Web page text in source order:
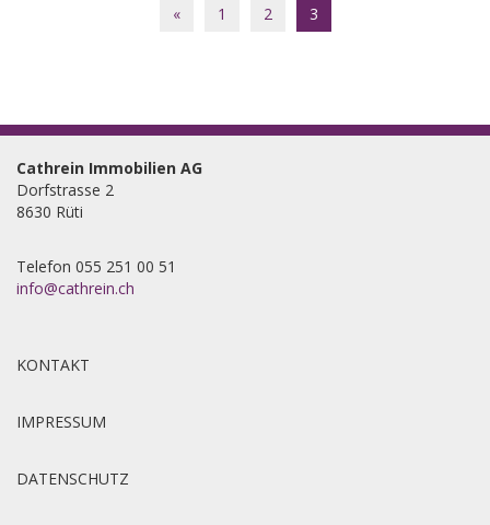
« 1 2 3
Cathrein Immobilien AG
Dorfstrasse 2
8630 Rüti
Telefon 055 251 00 51
info@cathrein.ch
KONTAKT
IMPRESSUM
DATENSCHUTZ